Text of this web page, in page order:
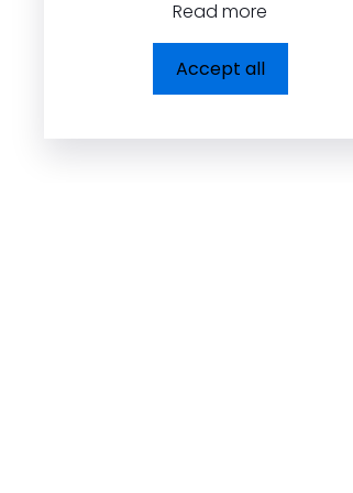
Read more
Accept all